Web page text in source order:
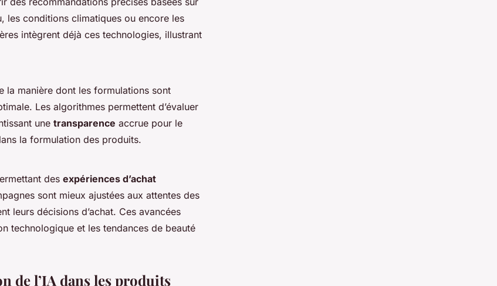
les conditions climatiques ou encore les
intègrent déjà ces technologies, illustrant
la manière dont les formulations sont
Les algorithmes permettent d’évaluer
une transparence accrue pour le
la formulation des produits.
des expériences d’achat
sont mieux ajustées aux attentes des
leurs décisions d’achat. Ces avancées
technologique et les tendances de beauté
de l’IA dans les produits